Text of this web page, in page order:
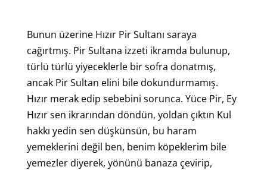
Bunun üzerine Hızır Pir Sultanı saraya
cağırtmış. Pir Sultana izzeti ikramda bulunup,
türlü türlü yiyeceklerle bir sofra donatmış,
ancak Pir Sultan elini bile dokundurmamış.
Hızır merak edip sebebini sorunca. Yüce Pir, Ey
Hızır sen ikrarından döndün, yoldan çıktın Kul
hakkı yedin sen düşkünsün, bu haram
yemeklerini değil ben, benim köpeklerim bile
yemezler diyerek, yönünü banaza çevirip,